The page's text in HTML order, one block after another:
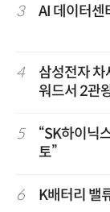
3 AI 데이터센
4
삼성전자
워드서 2관
5
“SK하이닉
토”
6 K배터리 밸